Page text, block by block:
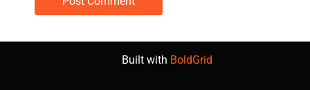
Built with BoldGrid